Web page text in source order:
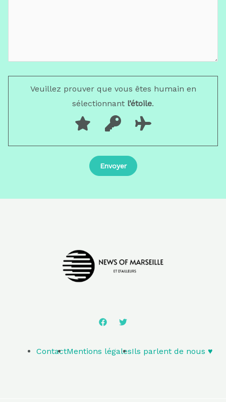
Veuillez prouver que vous êtes humain en
sélectionnant l’étoile.
ContactMentions légalesIls parlent de nous ♥️